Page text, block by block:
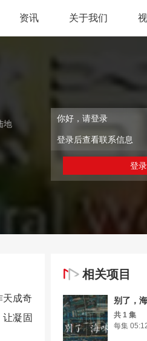
资讯 关于我们
地
你好，请登录
登录后查看联系信息
登
天成奇
凝固
相关项目
别了，
共 1 集
每集